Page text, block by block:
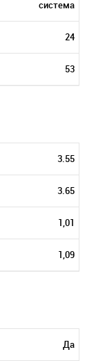
система
24
53
3.55
3.65
1,01
1,09
Да